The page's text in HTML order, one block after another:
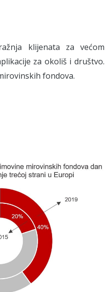
klijenata za većom
za okoliš i društvo.
fondova.